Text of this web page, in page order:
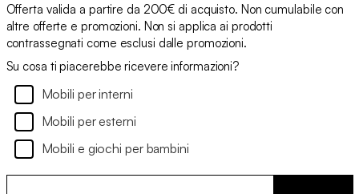
Offerta valida a partire da 200€ di acquisto. Non cumulabile con
altre offerte e promozioni. Non si applica ai prodotti
contrassegnati come esclusi dalle promozioni.
Su cosa ti piacerebbe ricevere informazioni?
Mobili per interni
Mobili per esterni
Mobili e giochi per bambini